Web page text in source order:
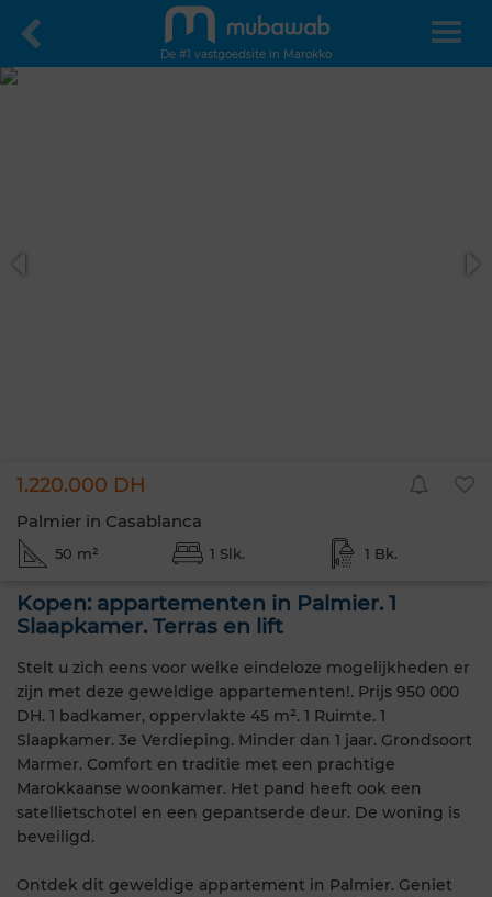
De #1 vastgoedsite in Marokko
1.220.000 DH
Palmier in Casablanca
50 m² 1 Slk. 1 Bk.
Kopen: appartementen in Palmier. 1
Slaapkamer. Terras en lift
Stelt u zich eens voor welke eindeloze mogelijkheden er
zijn met deze geweldige appartementen!. Prijs 950 000
DH. 1 badkamer, oppervlakte 45 m². 1 Ruimte. 1
Slaapkamer. 3e Verdieping. Minder dan 1 jaar. Grondsoort
Marmer. Comfort en traditie met een prachtige
Marokkaanse woonkamer. Het pand heeft ook een
satellietschotel en een gepantserde deur. De woning is
beveiligd.
Ontdek dit geweldige appartement in Palmier. Geniet